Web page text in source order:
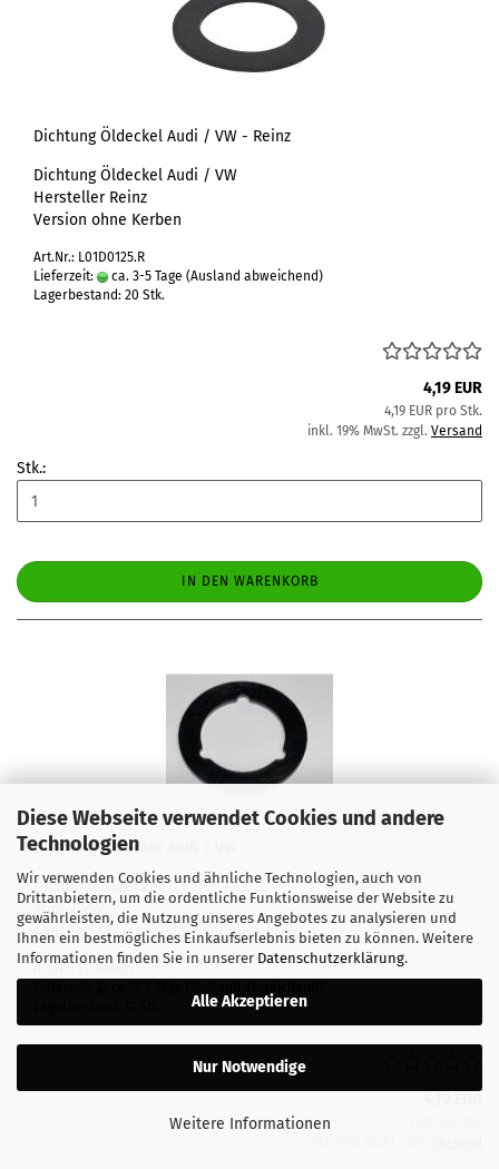
Diese Webseite verwendet Cookies und andere
Technologien
Wir verwenden Cookies und ähnliche Technologien, auch von
Drittanbietern, um die ordentliche Funktionsweise der Website zu
gewährleisten, die Nutzung unseres Angebotes zu analysieren und
Ihnen ein bestmögliches Einkaufserlebnis bieten zu können. Weitere
Informationen finden Sie in unserer Datenschutzerklärung.
Alle Akzeptieren
Nur Notwendige
Weitere Informationen
Dichtung Öldeckel Audi / VW - Reinz
Dichtung Öldeckel Audi / VW
Hersteller Reinz
Version ohne Kerben
Art.Nr.: L01D0125.R
Lieferzeit:
ca. 3-5 Tage (Ausland abweichend)
Lagerbestand: 20 Stk.
4,19 EUR
4,19 EUR pro Stk.
inkl. 19% MwSt. zzgl. Versand
Stk.:
IN DEN WARENKORB
Dichtung Öldeckel Audi / VW
Dichtung Öldeckel
Audi / VW
passend für viele Öldeckel Audi / VW